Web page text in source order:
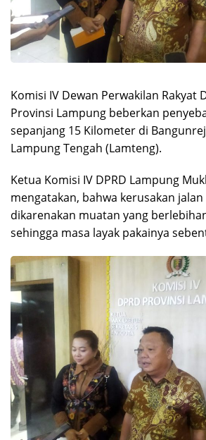
Komisi IV Dewan Perwakilan Rakyat
Provinsi Lampung beberkan
sepanjang 15 Kilometer di
Lampung Tengah (Lamteng).
Ketua Komisi IV DPRD Lampung
mengatakan, bahwa kerusakan
dikarenakan muatan yang
sehingga masa layak pakainya